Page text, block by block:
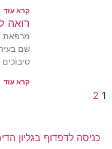
קרא עוד
רואה
מרפאת
שם בעיה
קרא עוד
1
2
כניסה לדפדוף בגליון